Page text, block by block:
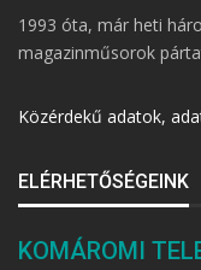
1993 óta, már heti
magazinműsorok
Közérdekű adatok,
ELÉRHETŐSÉGEINK
KOMÁROMI